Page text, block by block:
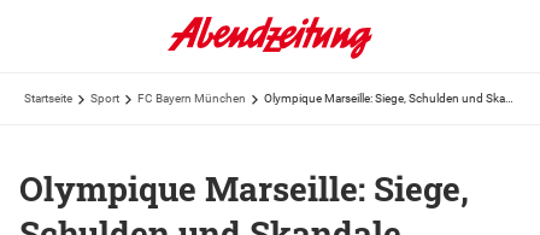
Startseite Sport FC Bayern München
Olympique Marseille: Siege,